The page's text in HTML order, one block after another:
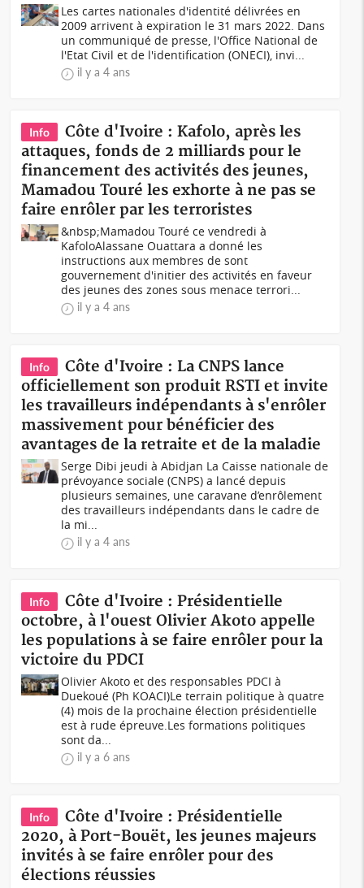
Les cartes nationales d'identité délivrées en
2009 arrivent à expiration le 31 mars 2022. Dans
un communiqué de presse, l'Office National de
l'Etat Civil et de l'identification (ONECI), invi...
il y a 4 ans
Info
Côte d'Ivoire : Kafolo, après les
attaques, fonds de 2 milliards pour le
financement des activités des jeunes,
Mamadou Touré les exhorte à ne pas se
faire enrôler par les terroristes
&nbsp;Mamadou Touré ce vendredi à
KafoloAlassane Ouattara a donné les
instructions aux membres de sont
gouvernement d'initier des activités en faveur
des jeunes des zones sous menace terrori...
il y a 4 ans
Info
Côte d'Ivoire : La CNPS lance
officiellement son produit RSTI et invite
les travailleurs indépendants à s'enrôler
massivement pour bénéficier des
avantages de la retraite et de la maladie
Serge Dibi jeudi à Abidjan La Caisse nationale de
prévoyance sociale (CNPS) a lancé depuis
plusieurs semaines, une caravane d’enrôlement
des travailleurs indépendants dans le cadre de
la mi...
il y a 4 ans
Info
Côte d'Ivoire : Présidentielle
octobre, à l'ouest Olivier Akoto appelle
les populations à se faire enrôler pour la
victoire du PDCI
Olivier Akoto et des responsables PDCI à
Duekoué (Ph KOACI)Le terrain politique à quatre
(4) mois de la prochaine élection présidentielle
est à rude épreuve.Les formations politiques
sont da...
il y a 6 ans
Info
Côte d'Ivoire : Présidentielle
2020, à Port-Bouët, les jeunes majeurs
invités à se faire enrôler pour des
élections réussies